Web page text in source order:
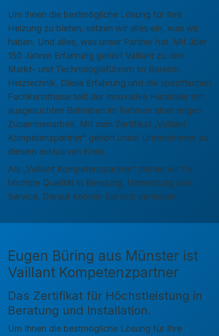
Um Ihnen die bestmögliche Lösung für Ihre
Heizung zu bieten, setzen wir alles ein, was wir
haben. Und alles, was unser Partner hat. Mit über
150 Jahren Erfahrung gehört Vaillant zu den
Markt- und Technologieführern im Bereich
Heiztechnik. Diese Erfahrung und die spezifischen
Fachkenntnisse teilt der innovative Hersteller mit
ausgesuchten Betrieben im Rahmen einer engen
Zusammenarbeit. Mit dem Zertifikat „Vaillant
Kompetenzpartner“ gehört unser Unternehmen zu
diesem exklusiven Kreis.
Als „Vaillant Kompetenzpartner“ stehen wir für
höchste Qualität in Beratung, Umsetzung und
Service. Darauf können Sie sich verlassen.
Eugen Büring aus Münster ist
Vaillant Kompetenzpartner
Das Zertifikat für Höchstleistung in
Beratung und Installation.
Um Ihnen die bestmögliche Lösung für Ihre